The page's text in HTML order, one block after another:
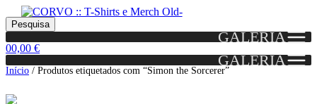
Skip
to
navigation
Skip
to
content
Pesquisar
por:
Pesquisa
GALERIA
00,00 €
GALERIA
Início / Produtos etiquetados com “Simon the Sorcerer”
Portes grátis em encomendas a partir dos 60€!
(Portugal)